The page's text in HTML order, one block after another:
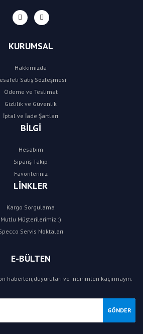
KURUMSAL
Hakkımızda
Satış Sözleşmesi
Ödeme ve Teslimat
Gizlilik ve Güvenlik
İptal ve İade Şartları
BİLGİ
Hesabım
Sipariş Takip
Favorileriniz
LİNKLER
Kargo Sorgulama
Mutlu Müşterilerimiz :)
Servis Noktaları
E-BÜLTEN
haberleri,duyuruları ve indirimleri kaçırmayın.
GÖNDER